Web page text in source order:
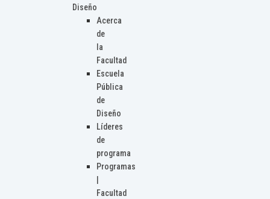
Diseño
Acerca
de
la
Facultad
Escuela
Pública
de
Diseño
Líderes
de
programa
Programas
Facultad